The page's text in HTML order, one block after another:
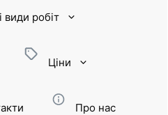
види робіт
Ціни
Про нас